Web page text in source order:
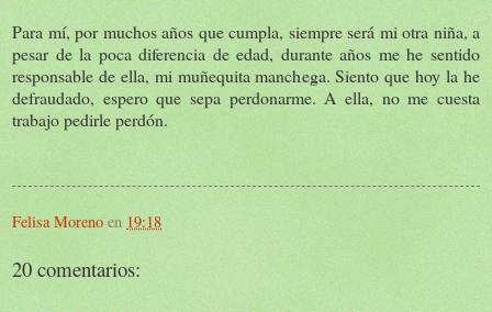
Para mí, por muchos años que cumpla, siempre será mi otra niña, a
pesar de la poca diferencia de edad, durante años me he sentido
responsable de ella, mi muñequita manchega. Siento que hoy la he
defraudado, espero que sepa perdonarme. A ella, no me cuesta
trabajo pedirle perdón.
Felisa Moreno en 19:18
20 comentarios: